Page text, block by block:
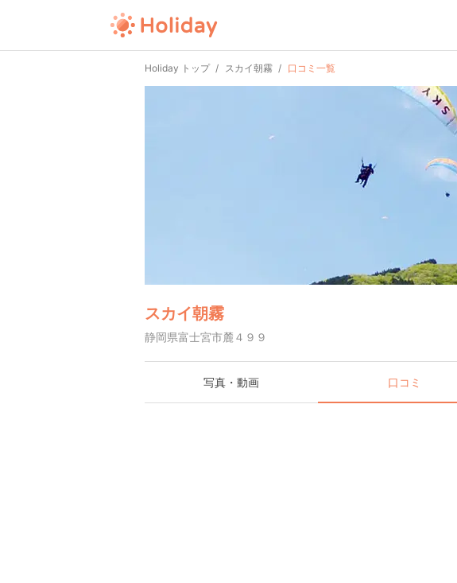
Holiday トップ スカイ朝霧 口コミ一覧
スカイ朝霧
静岡県富士宮市麓４９９
写真・動画 口コミ